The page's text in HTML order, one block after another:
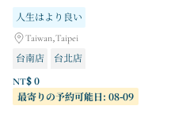
人生はより良い
Taiwan,Taipei
台南店
台北店
NT$ 0
最寄りの予約可能日: 08-09